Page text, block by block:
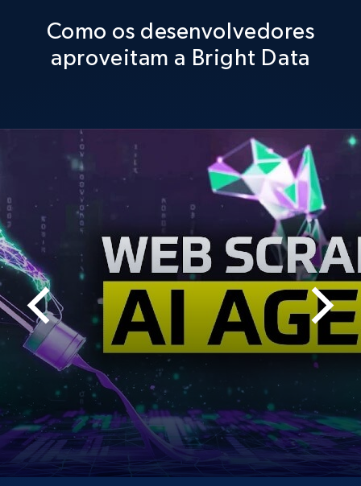
Como os desenvolvedores
aproveitam a Bright Data